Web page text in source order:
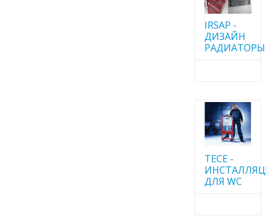
IRSAP -
ДИЗАЙН
РАДИАТОРЫ
TECE -
ДЛЯ WC